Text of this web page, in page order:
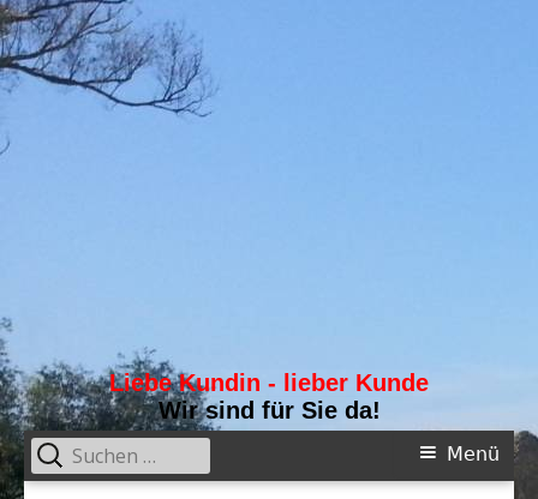
Liebe Kundin - lieber Kunde
Wir sind für Sie da!